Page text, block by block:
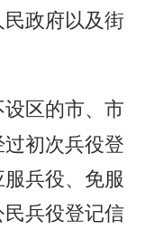
政府以及街
区的市、市
初次兵役登
兵役、免服
兵役登记信